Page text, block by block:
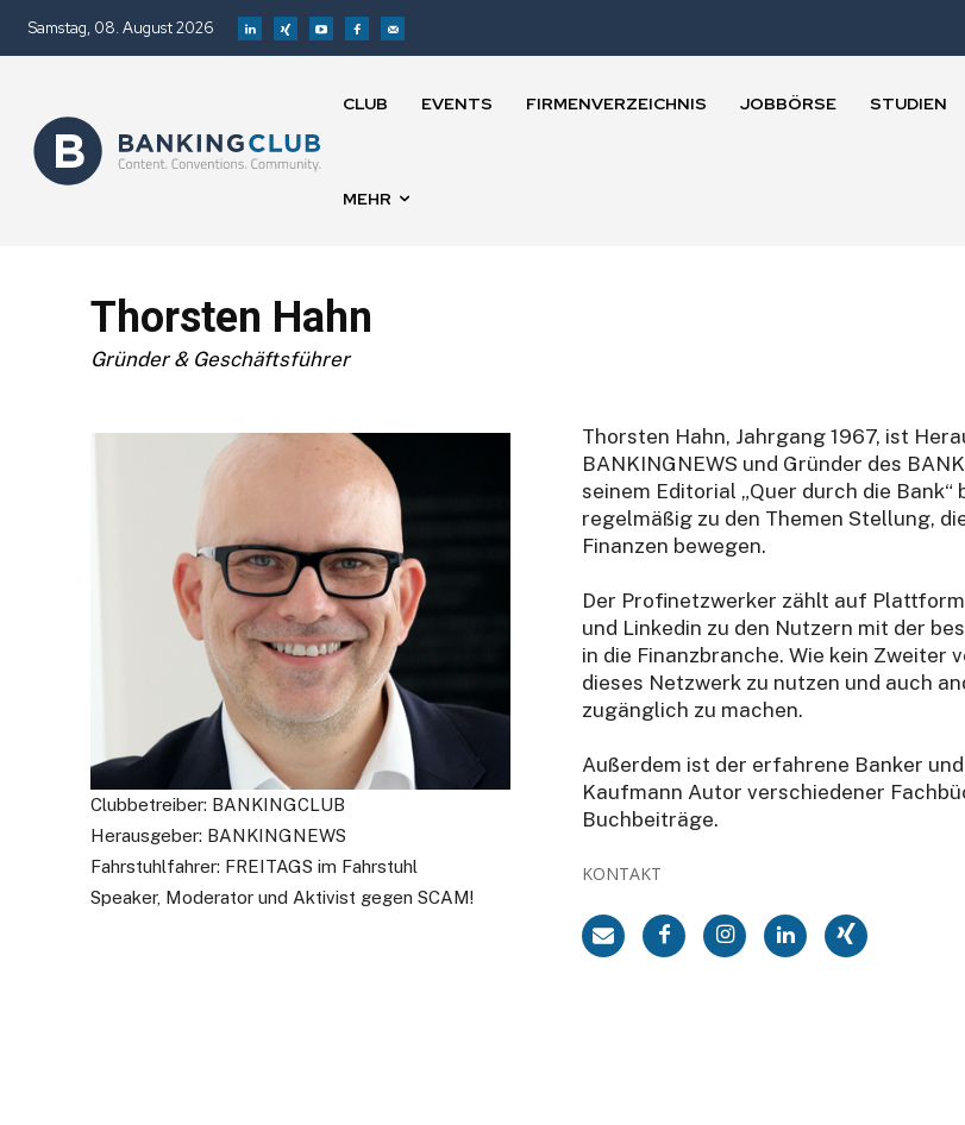
Bleiben Sie informiert
Samstag, 08. August 2026
CLUB EVENTS FIRMENVERZEICHNIS JOBBÖRSE STUDIEN
MEHR
Thorsten Hahn
Gründer & Geschäftsführer
Clubbetreiber: BANKINGCLUB
Herausgeber: BANKINGNEWS
Fahrstuhlfahrer: FREITAGS im Fahrstuhl
Speaker, Moderator und Aktivist gegen SCAM!
Thorsten Hahn, Jahrgang 1967, ist
BANKINGNEWS und Gründer des
seinem Editorial „Quer durch die Bank“
regelmäßig zu den Themen Stellung,
Finanzen bewegen.
Der Profinetzwerker zählt auf
und Linkedin zu den Nutzern mit der
in die Finanzbranche. Wie kein Zweiter
dieses Netzwerk zu nutzen und auch
zugänglich zu machen.
Außerdem ist der erfahrene Banker
Kaufmann Autor verschiedener
Buchbeiträge.
KONTAKT